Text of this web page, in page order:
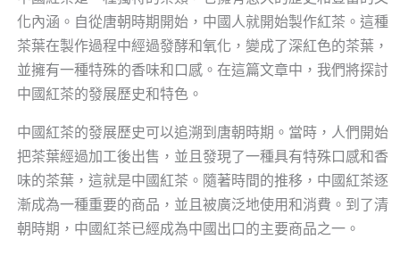
化內涵。自從唐朝時期開始，中國人就開始製作紅茶。這種
茶葉在製作過程中經過發酵和氧化，變成了深紅色的茶葉，
並擁有一種特殊的香味和口感。在這篇文章中，我們將探討
中國紅茶的發展歷史和特色。
中國紅茶的發展歷史可以追溯到唐朝時期。當時，人們開始
把茶葉經過加工後出售，並且發現了一種具有特殊口感和香
味的茶葉，這就是中國紅茶。隨著時間的推移，中國紅茶逐
漸成為一種重要的商品，並且被廣泛地使用和消費。到了清
朝時期，中國紅茶已經成為中國出口的主要商品之一。